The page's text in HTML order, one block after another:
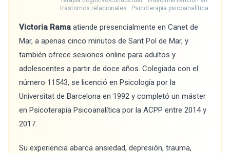
trastornos relacionales · Psicoterapia psicoanalítica
Victoria Rama atiende presencialmente en Canet de
Mar, a apenas cinco minutos de Sant Pol de Mar, y
también ofrece sesiones online para adultos y
adolescentes a partir de doce años. Colegiada con el
número 11543, se licenció en Psicología por la
Universitat de Barcelona en 1992 y completó un máster
en Psicoterapia Psicoanalítica por la ACPP entre 2014 y
2017.
Su experiencia abarca ansiedad, depresión, trauma,